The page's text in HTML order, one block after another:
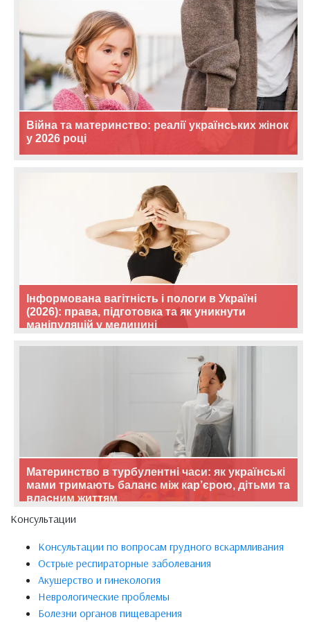
Війна та материнство: реалії українських жінок
у 2026 році
Інформована вагітність і пологи в Україні
(2026): права, підготовка та як уникнути
маніпуляцій у медицині
Материнство в турбулентні часи: як українські
мами тримають баланс між кар’єрою, дітьми та
власним життям
Консультации
Консультации по вопросам грудного вскармливания
Острые респираторные заболевания
Акушерство и гинекология
Неврологические проблемы
Болезни органов пищеварения